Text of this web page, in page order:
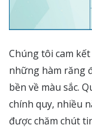
Chúng tôi cam
những hàm răng
bền về màu sắc.
chính quy, nhiều
được chăm chút